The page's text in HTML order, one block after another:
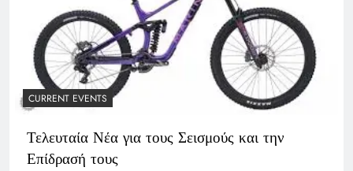
CURRENT EVENTS
Τελευταία Νέα για τους Σεισμούς και την
Επίδρασή τους